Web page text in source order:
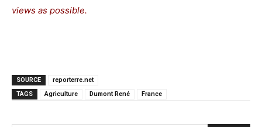
views as possible.
SOURCE
reporterre.net
TAGS
Agriculture Dumont René France